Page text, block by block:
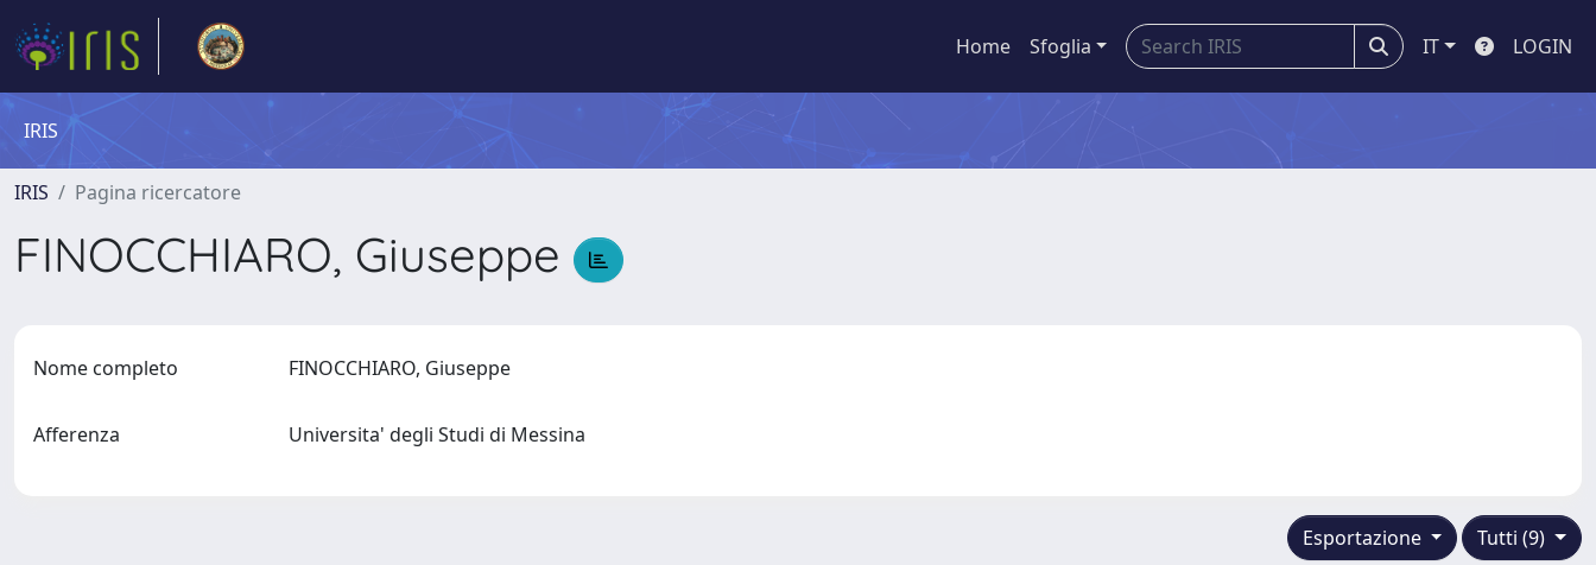
Home Sfoglia IT LOGIN
IRIS
IRIS Pagina ricercatore
FINOCCHIARO, Giuseppe
Nome completo FINOCCHIARO, Giuseppe
Afferenza Universita' degli Studi di Messina
Tutti (9)
Esportazione